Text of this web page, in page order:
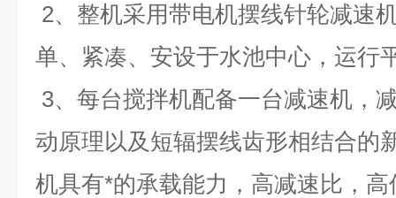
2、整机采用带电机摆线针轮减速
单、紧凑、安设于水池中心，运行
3、每台搅拌机配备一台减速机，
动原理以及短辐摆线齿形相结合的
机具有*的承载能力，高减速比，